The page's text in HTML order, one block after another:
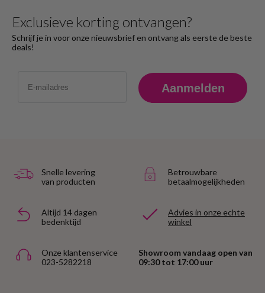
Exclusieve korting ontvangen?
Schrijf je in voor onze nieuwsbrief en ontvang als eerste de beste
deals!
Aanmelden
Snelle levering
van producten
Betrouwbare
betaalmogelijkheden
Altijd 14 dagen
bedenktijd
Advies in onze echte
winkel
Onze klantenservice
023-5282218
Showroom vandaag open van
09:30 tot 17:00 uur